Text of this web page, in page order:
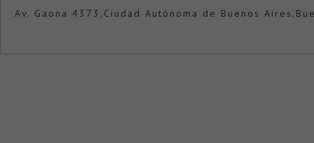
Av. Gaona 4373,Ciudad Autónoma de Buenos